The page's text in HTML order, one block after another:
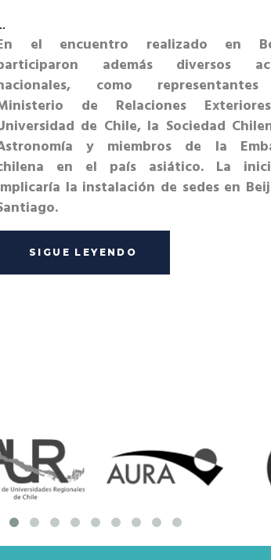
el encuentro realizado en
además diversos
como
de Relaciones
de Chile, la Sociedad
y miembros de la
en el país asiático. La
la instalación de sedes en
SIGUE LEYENDO